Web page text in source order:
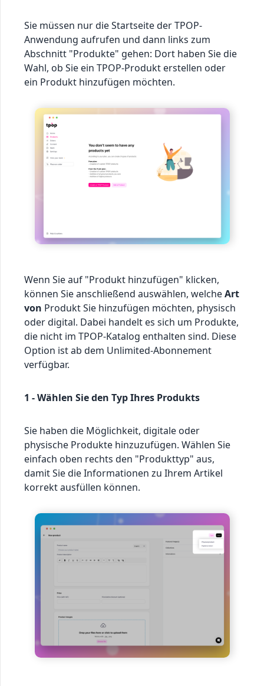
Sie müssen nur die Startseite der TPOP-
Anwendung aufrufen und dann links zum
Abschnitt "Produkte" gehen: Dort haben Sie die
Wahl, ob Sie ein TPOP-Produkt erstellen oder
ein Produkt hinzufügen möchten.
Wenn Sie auf "Produkt hinzufügen" klicken,
können Sie anschließend auswählen, welcheArt
von Produkt Sie hinzufügen möchten, physisch
oder digital. Dabei handelt es sich um Produkte,
die nicht im TPOP-Katalog enthalten sind. Diese
Option ist ab dem Unlimited-Abonnement
verfügbar.
1 - Wählen Sie den Typ Ihres Produkts
Sie haben die Möglichkeit, digitale oder
physische Produkte hinzuzufügen. Wählen Sie
einfach oben rechts den "Produkttyp" aus,
damit Sie die Informationen zu Ihrem Artikel
korrekt ausfüllen können.